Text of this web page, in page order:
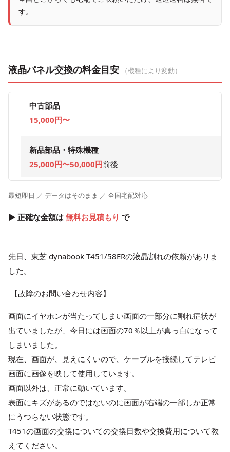
す。
液晶パネル交換の料金目安 （機種により変動）
中古部品
15,000円〜
新品部品・特殊機種
25,000円〜50,000円前後
最短即日 ／ データはそのまま ／ 全国宅配対応
▶ 正確な金額は 無料お見積もり で
先日、東芝 dynabook T451/58ERの液晶割れの依頼がありま
した。
【故障のお問い合わせ内容】
画面にイヤホンが当たってしまい画面の一部分に割れ症状が
出ていましたが、 今日には画面の70％以上が真っ白になって
しまいました。
現在、画面が、見えにくいので、ケーブルを接続してテレビ
画面に画像を映して使用しています。
画面以外は、正常に動いています。
表面にキズがあるのではないのに画面が右端の一部しか正常
にうつらない状態です。
T451の画面の交換についての交換日数や交換費用について教
えてください。